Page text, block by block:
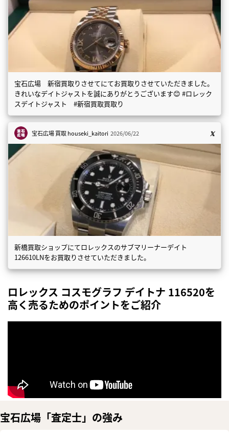
宝石広場 新宿買取りさせてにてお買取りさせていただきました。
きれいなデイトジャストを誠にありがとうございます😊 #ロレック
スデイトジャスト #新宿買取買取り
宝石広場 買取houseki_kaitori 2026/06/22
新橋買取ショップにてロレックスのサブマリーナーデイト
126610LNをお買取りさせていただきました。
ロレックス コスモグラフ デイトナ 116520を
高く売るためのポイントをご紹介
宝石広場「査定士」の強み